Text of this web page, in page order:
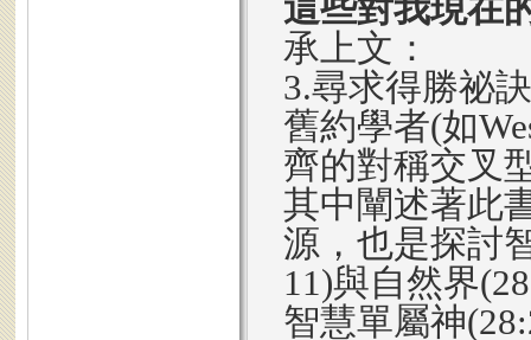
這些對我現在
承上文：
3.尋求得勝祕
舊約學者(如
齊的對稱交叉
其中闡述著此
源，也是探討
11)與自然界
智慧單屬神